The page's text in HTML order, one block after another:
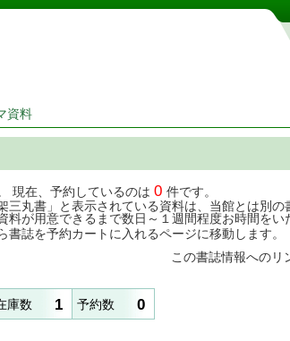
図書館 蔵書検索・予約システム
資料
現在、予約しているのは 0 件です。
三丸書」と表示されている資料は、当館とは別の
料が用意できるまで数日～１週間程度お時間をい
書誌を予約カートに入れるページに移動します。
この書誌情報へのリ
庫数 1 予約数 0